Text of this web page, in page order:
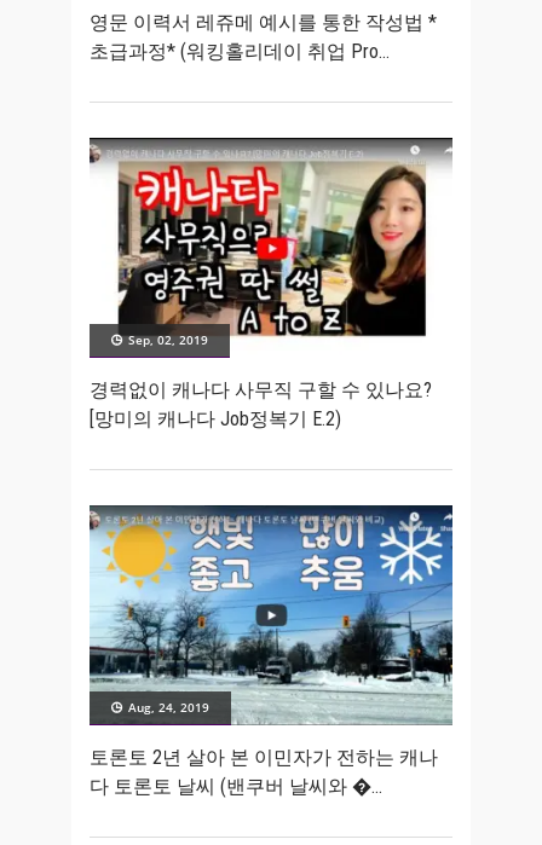
영문 이력서 레쥬메 예시를 통한 작성법 *
초급과정* (워킹홀리데이 취업 Pro
Sep, 02, 2019
경력없이 캐나다 사무직 구할 수 있나요?
[망미의 캐나다 Job정복기 E.2)
Aug, 24, 2019
토론토 2년 살아 본 이민자가 전하는 캐나
다 토론토 날씨 (밴쿠버 날씨와 �